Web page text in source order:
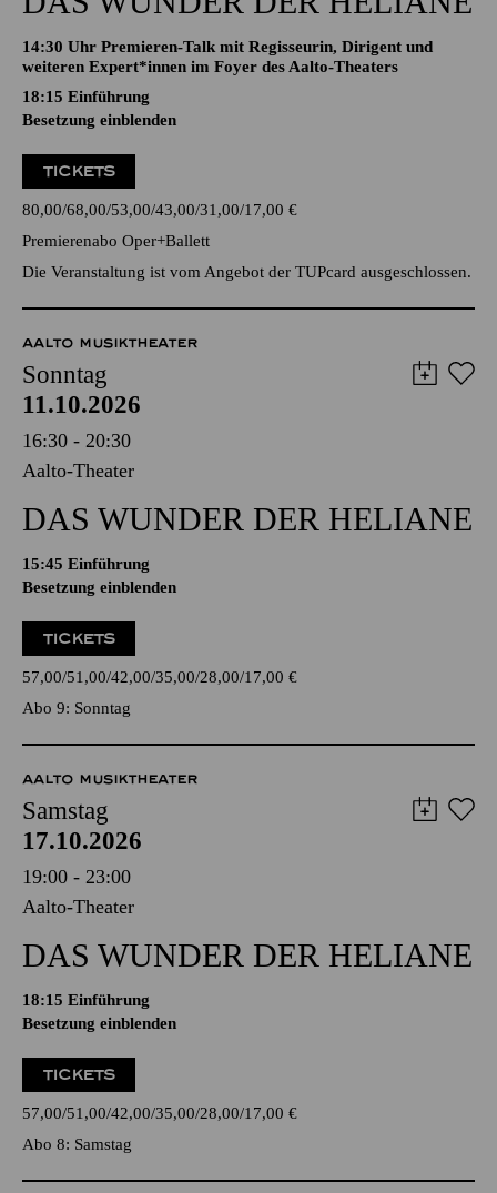
14:30 Uhr Premieren-Talk mit Regisseurin, Dirigent und
weiteren Expert*innen im Foyer des Aalto-Theaters
18:15 Einführung
Besetzung einblenden
TICKETS
80,00 68,00 53,00 43,00 31,00 17,00 €
Premierenabo Oper+Ballett
Die Veranstaltung ist vom Angebot der TUPcard ausgeschlossen.
AALTO MUSIKTHEATER
Sonntag
11.10.2026
16:30 - 20:30
Aalto-Theater
DAS WUNDER DER HELIANE
15:45 Einführung
Besetzung einblenden
TICKETS
57,00 51,00 42,00 35,00 28,00 17,00 €
Abo 9: Sonntag
AALTO MUSIKTHEATER
Samstag
17.10.2026
19:00 - 23:00
Aalto-Theater
DAS WUNDER DER HELIANE
18:15 Einführung
Besetzung einblenden
TICKETS
57,00 51,00 42,00 35,00 28,00 17,00 €
Abo 8: Samstag